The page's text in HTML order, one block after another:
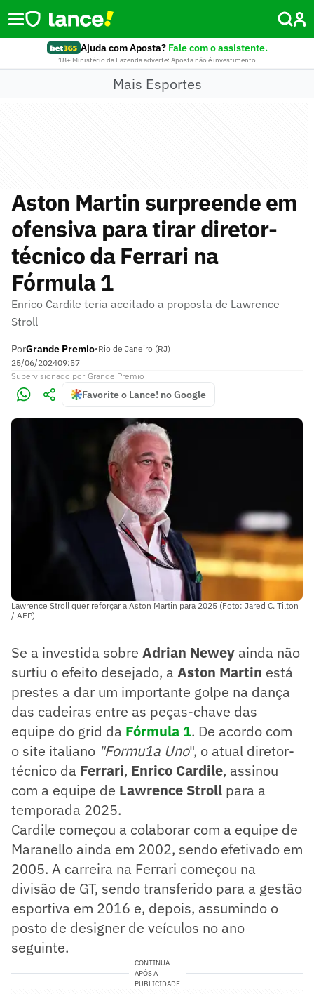
Ajuda com Aposta? Fale com o assistente.
18+ Ministério da Fazenda adverte: Aposta não é investimento
Mais Esportes
Aston Martin surpreende em
ofensiva para tirar diretor-
técnico da Ferrari na
Fórmula 1
Enrico Cardile teria aceitado a proposta de Lawrence
Stroll
PorGrande Premio•Rio de Janeiro (RJ)
25/06/202409:57
Supervisionado por Grande Premio
Favorite o Lance! no Google
Lawrence Stroll quer reforçar a Aston Martin para 2025 (Foto: Jared C. Tilton
/ AFP)
Se a investida sobre Adrian Newey ainda não
surtiu o efeito desejado, a Aston Martin está
prestes a dar um importante golpe na dança
das cadeiras entre as peças-chave das
equipe do grid da Fórmula 1. De acordo com
o site italiano "Formu1a Uno", o atual diretor-
técnico da Ferrari, Enrico Cardile, assinou
com a equipe de Lawrence Stroll para a
temporada 2025.
Cardile começou a colaborar com a equipe de
Maranello ainda em 2002, sendo efetivado em
2005. A carreira na Ferrari começou na
divisão de GT, sendo transferido para a gestão
esportiva em 2016 e, depois, assumindo o
posto de designer de veículos no ano
seguinte.
CONTINUA
APÓS A
PUBLICIDADE